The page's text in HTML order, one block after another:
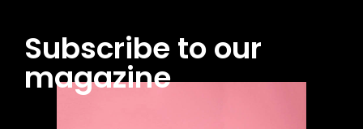
Subscribe to our
magazine